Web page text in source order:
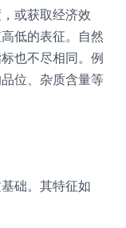
或获取经济效
低的表征。自然
也不尽相同。例
位、杂质含量等
础。其特征如